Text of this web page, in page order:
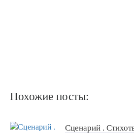
Похожие посты:
Сценарий .